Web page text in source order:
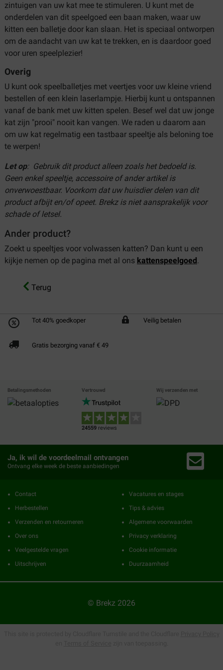
zintuigen van uw kat mee te stimuleren. U kunt met de
onderdelen van dit speelgoed een baan maken, waar uw
kitten een balletje door kan slaan. Het is speciaal ontworpen
om de aandacht van uw kat te trekken, en is daardoor goed
voor uren speelplezier!
Overig
U kunt ook speelballetjes met veertjes voor uw kleine vriend
bestellen of een klein laserlampje. Hierbij kunt u ontspannen
vanaf de bank met uw kitten spelen. Besef wel dat uw jonge
kat zijn "prooi" nooit kan vangen. We raden u daarom aan
om uw kat regelmatig een tastbaar speeltje als beloning toe
te werpen!
Let op: Gebruik dit product alleen zoals het bedoeld is.
Geen enkel speeltje, accessoire of ander artikel is
onverwoestbaar. Voorkom dat uw huisdier delen van dit
product afbijt en/of opeet. Brekz is niet aansprakelijk voor
schade of letsel.
Ander product?
Zoekt u speeltjes voor volwassen katten? Dan kunt u een
kijkje nemen op de pagina met al ons kattenspeelgoed .
Terug
Tot 40% goedkoper Veilig betalen
Gratis bezorging vanaf € 49
Betalingsmethoden Vertrouwd
24559 reviews
Wij verzenden met
Ja, ik wil de voordeelmail ontvangen
Ontvang elke week de beste aanbiedingen
Contact
Herbestellen
Verzenden en retourneren
Over ons
Veelgestelde vragen
Uitschrijven
Vacatures en stages
Tips & advies
Algemene voorwaarden
Privacy verklaring
Cookie informatie
Duurzaamheid
© Brekz 2026